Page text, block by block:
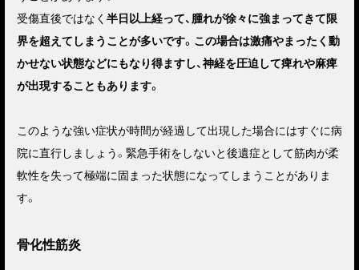
受傷直後ではなく 半日以上経って、腫れが徐々に強まってきて限
界を超えてしまうことが多いです。この場合は激痛やまったく動
かせない状態などにもなり得ますし、神経を圧迫して痺れや麻痺
が出現することもあります。
このような強い症状が時間が経過して出現した場合にはすぐに病
院に直行しましょう。緊急手術をしないと後遺症として筋肉が柔
軟性を失って極端に固まった状態になってしまうことがありま
す。
骨化性筋炎